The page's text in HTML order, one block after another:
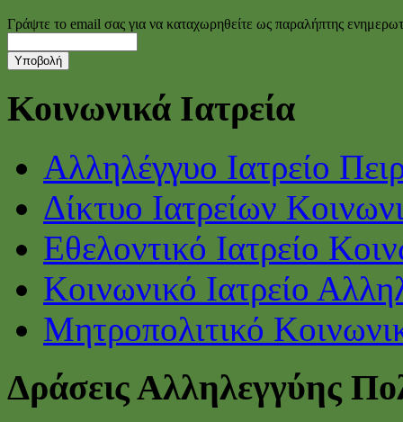
Γράψτε το email σας για να καταχωρηθείτε ως παραλήπτης
Κοινωνικά Ιατρεία
Αλληλέγγυο Ιατρείο
Δίκτυο Ιατρείων
Εθελοντικό Ιατρείο
Κοινωνικό Ιατρείο
Μητροπολιτικό
Δράσεις Αλληλεγγύης